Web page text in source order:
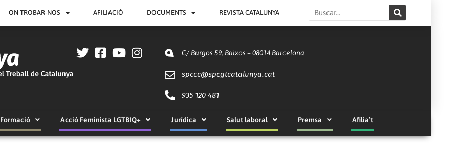
ON TROBAR-NOS AFILIACIÓ DOCUMENTS REVISTA CATALUNYA Search
C/ Burgos 59, Baixos – 08014 Barcelona
spccc@spcgtcatalunya.cat
935 120 481
Formació Acció Feminista LGTBIQ+ Jurídica Salut laboral Premsa Afilia’t